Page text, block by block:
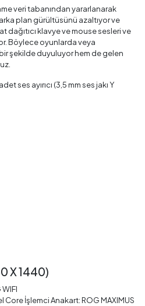
veri tabanından yararlanarak
plan gürültüsünü azaltıyor ve
dağıtıcı klavye ve mouse sesleri ve
Böylece oyunlarda veya
şekilde duyuluyor hem de gelen
ses ayırıcı (3,5 mm ses jakı Y
X 1440)
Core İşlemci Anakart: ROG MAXIMUS